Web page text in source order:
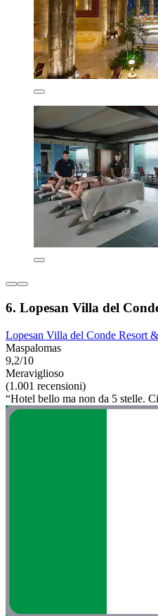
6. Lopesan Villa del
Lopesan Villa del Conde Resort
Maspalomas
9,2/10
Meraviglioso
(1.001 recensioni)
“Hotel bello ma non da 5 stelle.